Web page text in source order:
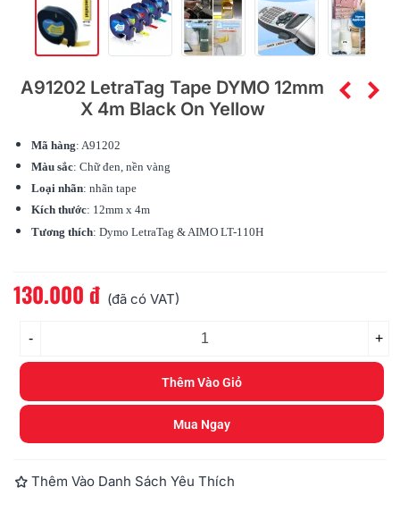
A91202 LetraTag Tape DYMO 12mm
X 4m Black On Yellow
Mã hàng: A91202
Màu sắc: Chữ đen, nền vàng
Loại nhãn: nhãn tape
Kích thước: 12mm x 4m
Tương thích: Dymo LetraTag & AIMO LT-110H
Đọc thêm
130.000 đ (đã có VAT)
- +
Thêm Vào Giỏ
Mua Ngay
Thêm Vào Danh Sách Yêu Thích